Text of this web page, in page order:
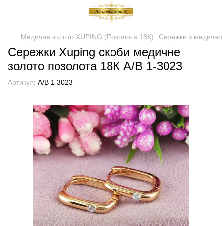
Медичне золото XUPING (Позолота 18К) Сережки з
Сережки Xuping скоби медичне
золото позолота 18К А/В 1-3023
Артикул: А/В 1-3023